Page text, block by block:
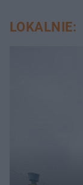
LOKALNIE: